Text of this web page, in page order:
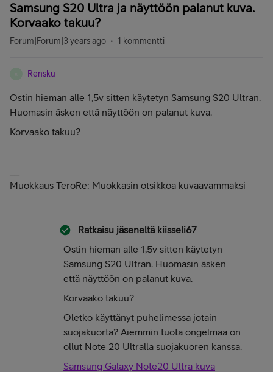
Samsung S20 Ultra ja näyttöön palanut kuva.
Korvaako takuu?
Forum|Forum|3 years ago 1 kommentti
Rensku
Ostin hieman alle 1,5v sitten käytetyn Samsung S20 Ultran.
Huomasin äsken että näyttöön on palanut kuva.
Korvaako takuu?
Muokkaus TeroRe: Muokkasin otsikkoa kuvaavammaksi
Ratkaisu jäseneltä kiisseli67
Ostin hieman alle 1,5v sitten käytetyn
Samsung S20 Ultran. Huomasin äsken
että näyttöön on palanut kuva.
Korvaako takuu?
Oletko käyttänyt puhelimessa jotain
suojakuorta? Aiemmin tuota ongelmaa on
ollut Note 20 Ultralla suojakuoren kanssa.
Samsung Galaxy Note20 Ultra kuva